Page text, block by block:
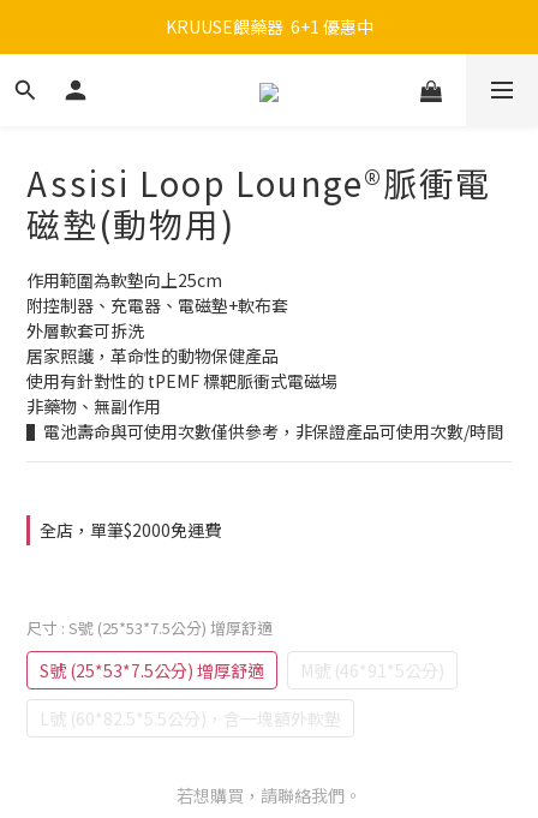
註冊會員，贈100元購物金：請以"動物醫院名稱"為用戶名
KRUUSE餵藥器  6+1 優惠中
狗貓導尿管  搭贈ing
Assisi Loop Lounge®脈衝電
磁墊(動物用)
作用範圍為軟墊向上25cm
附控制器、充電器、電磁墊+軟布套
外層軟套可拆洗
居家照護，革命性的動物保健產品
使用有針對性的 tPEMF 標靶脈衝式電磁場
非藥物、無副作用
▌電池壽命與可使用次數僅供參考，非保證產品可使用次數/時間
全店，單筆$2000免運費
尺寸 : S號 (25*53*7.5公分) 增厚舒適
S號 (25*53*7.5公分) 增厚舒適
M號 (46*91*5公分)
L號 (60*82.5*5.5公分)，含一塊額外軟墊
若想購買，請聯絡我們。